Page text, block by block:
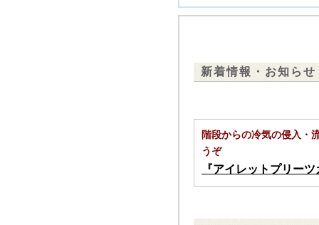
新着情報・お知らせ
階段からの冷気の侵入・
うぞ
『アイレットプリー